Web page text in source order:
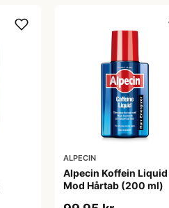
ALPECIN
Alpecin Koffein
Mod Hårtab (200 ml)